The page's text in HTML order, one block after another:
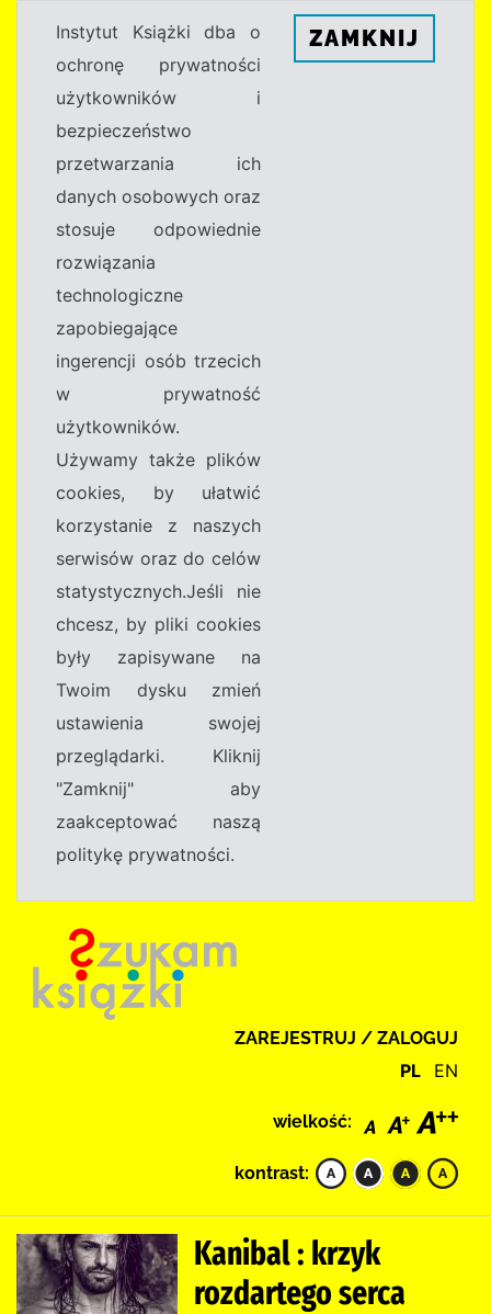
Instytut Książki dba o
ochronę prywatności
użytkowników i
bezpieczeństwo
przetwarzania ich
danych osobowych oraz
stosuje odpowiednie
rozwiązania
technologiczne
zapobiegające
ingerencji osób trzecich
w prywatność
użytkowników.
Używamy także plików
cookies, by ułatwić
korzystanie z naszych
serwisów oraz do celów
statystycznych.Jeśli nie
chcesz, by pliki cookies
były zapisywane na
Twoim dysku zmień
ustawienia swojej
przeglądarki. Kliknij
"Zamknij" aby
zaakceptować naszą
politykę prywatności.
ZAMKNIJ
ZAREJESTRUJ / ZALOGUJ
PL EN
wielkość:
kontrast:
Kanibal : krzyk
rozdartego serca